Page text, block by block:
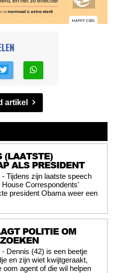
artikel
(LAATSTE)
ALS PRESIDENT
- Tijdens zijn laatste speech
House Correspondents'
president Obama weer een
POLITIE OM
- Dennis (42) is een beetje
en zijn wiet kwijtgeraakt,
oom agent of die wil helpen